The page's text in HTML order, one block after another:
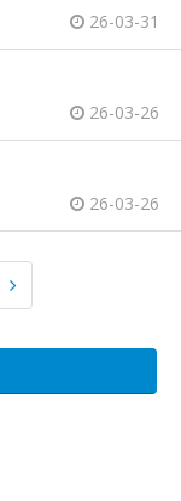
26-03-31
26-03-26
26-03-26